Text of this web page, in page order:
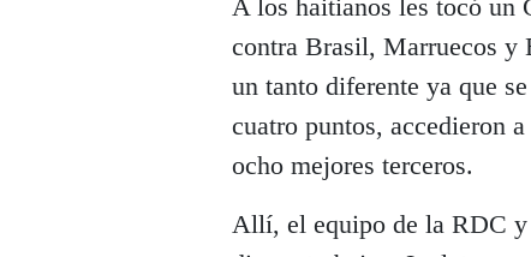
A los haitianos les tocó un
contra Brasil, Marruecos y
un tanto diferente ya que
cuatro puntos, accedieron
ocho mejores terceros.
Allí, el equipo de la RDC y